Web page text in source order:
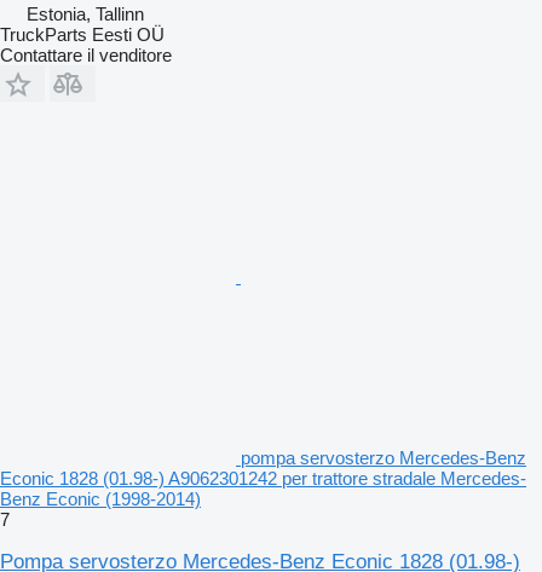
Estonia, Tallinn
TruckParts Eesti OÜ
Contattare il venditore
pompa servosterzo Mercedes-Benz
Econic 1828 (01.98-) A9062301242 per trattore stradale Mercedes-
Benz Econic (1998-2014)
7
Pompa servosterzo Mercedes-Benz Econic 1828 (01.98-)